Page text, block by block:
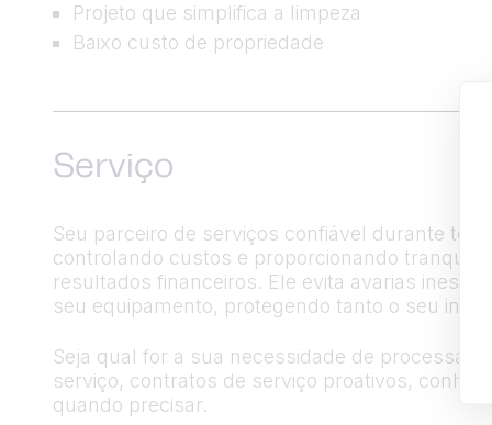
Projeto que simplifica a limpeza
Baixo custo de propriedade
Serviço
Seu parceiro de serviços confiável durante
controlando custos e proporcionando
resultados financeiros. Ele evita avarias
seu equipamento, protegendo tanto o seu
Seja qual for a sua necessidade de
serviço, contratos de serviço proativos,
quando precisar.